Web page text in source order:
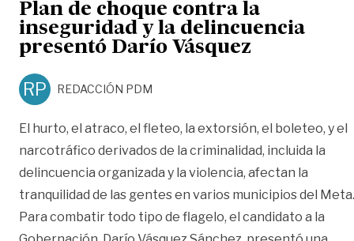
Plan de choque contra la
inseguridad y la delincuencia
presentó Darío Vásquez
RP REDACCIÓN PDM
El hurto, el atraco, el fleteo, la extorsión, el boleteo, y el
narcotráfico derivados de la criminalidad, incluida la
delincuencia organizada y la violencia, afectan la
tranquilidad de las gentes en varios municipios del Meta.
Para combatir todo tipo de flagelo, el candidato a la